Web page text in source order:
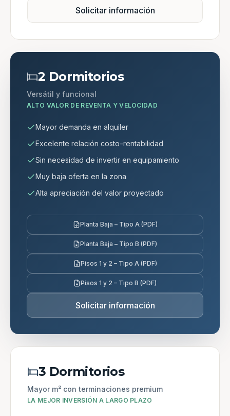
Solicitar información
2 Dormitorios
Versátil y funcional
ALTO VALOR DE REVENTA Y VELOCIDAD
Mayor demanda en alquiler
Excelente relación costo–rentabilidad
Sin necesidad de invertir en equipamiento
Muy baja oferta en la zona
Alta apreciación del valor proyectado
Planta Baja – Tipo A (PDF)
Planta Baja – Tipo B (PDF)
Pisos 1 y 2 – Tipo A (PDF)
Pisos 1 y 2 – Tipo B (PDF)
Solicitar información
3 Dormitorios
Mayor m² con terminaciones premium
LA MEJOR INVERSIÓN A LARGO PLAZO